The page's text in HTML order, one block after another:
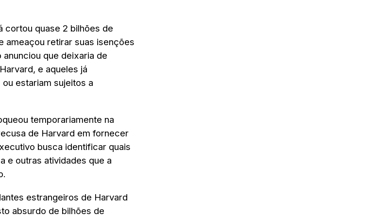
cortou quase 2 bilhões de
ameaçou retirar suas isenções
que deixaria de
e aqueles já
estariam sujeitos a
temporariamente na
de Harvard em fornecer
busca identificar quais
e outras atividades que a
estrangeiros de Harvard
absurdo de bilhões de